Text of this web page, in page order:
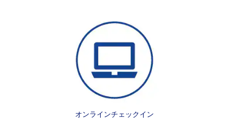
オンラインチェックイン